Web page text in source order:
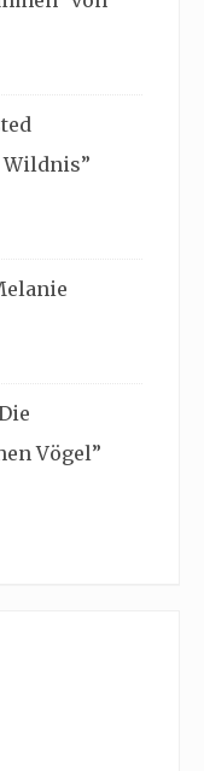
Wildnis”
Vögel”